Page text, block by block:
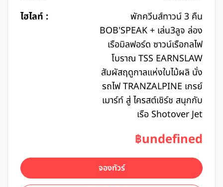
ไฮไลท์ :
พักควีนส์ทาวน์ 3 คืน
BOB'SPEAK + เล่น3ลูจ ล่อง
เรือมิลฟอร์ด ซาวน์เรือกลไฟ
โบราณ TSS EARNSLAW
สัมผัสฤดูกาลแห่งใบไม้ผลิ นั่ง
รถไฟ TRANZALPINE เกรย์
เมาร์ท์ สู่ ไครสต์เชิร์ช สนุกกับ
เรือ Shotover Jet
฿undefined
จองทัวร์